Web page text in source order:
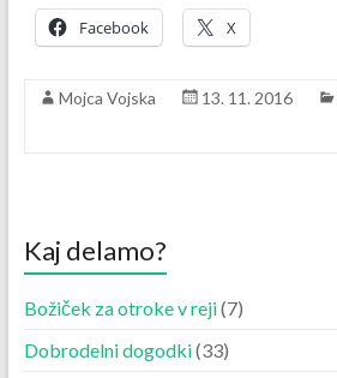
Facebook X
Mojca Vojska 13. 11. 2016
Kaj delamo?
Božiček za otroke v reji(7)
Dobrodelni dogodki(33)